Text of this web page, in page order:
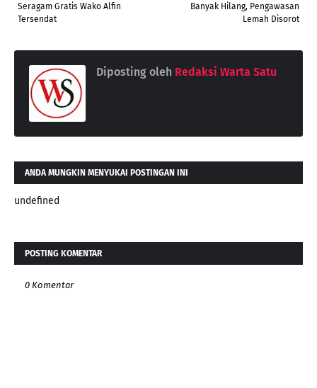
Banyak Hilang, Pengawasan
Lemah Disorot
Seragam Gratis Wako Alfin
Tersendat
Diposting oleh Redaksi Warta Satu
ANDA MUNGKIN MENYUKAI POSTINGAN INI
undefined
POSTING KOMENTAR
0 Komentar